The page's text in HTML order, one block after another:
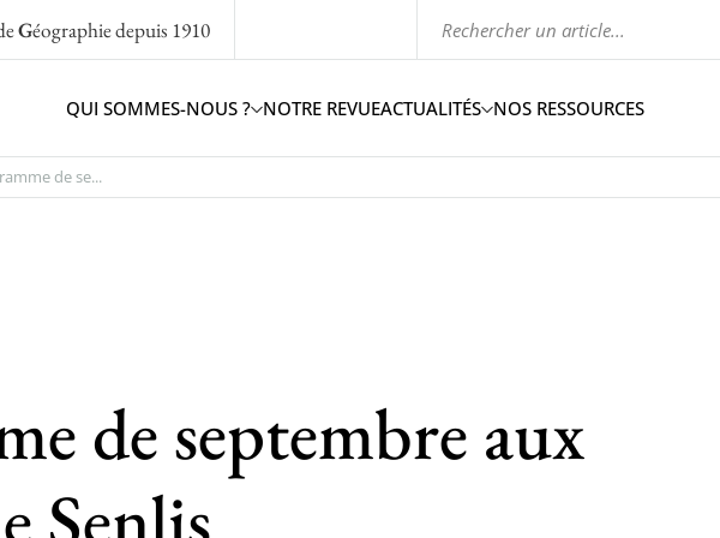
Géographiedepuis 1910
QUI SOMMES-NOUS ? NOTRE REVUEACTUALITÉS NOS RESSOURCES
de se...
de septembre aux